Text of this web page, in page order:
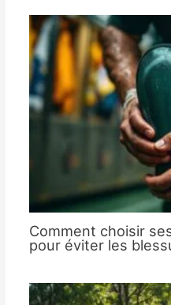
Comment choisir
pour éviter les